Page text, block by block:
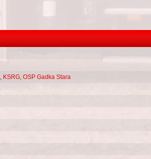
, KSRG, OSP Gadka Stara